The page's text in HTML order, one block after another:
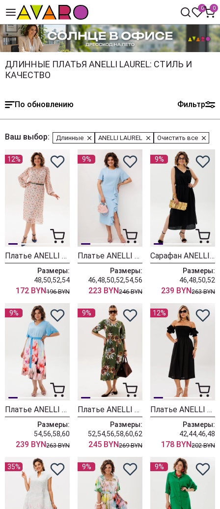
0 0
ДЛИННЫЕ ПЛАТЬЯ ANELLI LAUREL: СТИЛЬ И
КАЧЕСТВО
По обновлению Фильтр
Ваш выбор: Длинные ANELLI LAUREL Очистить все
12%
Платье ANELLI LAUREL 1882 английский сад
Размеры:
48,50,52,54
172 BYN196 BYN
9%
Платье ANELLI LAUREL 1796 голубая волна
Размеры:
46,48,50,52,54,56
223 BYN246 BYN
9%
Сарафан ANELLI LAUREL 1889 черный элегантный
Размеры:
46,48,50,52
239 BYN263 BYN
9%
Платье ANELLI LAUREL 1857 голубые цветы
Размеры:
54,56,58,60
239 BYN263 BYN
9%
Платье ANELLI LAUREL 1851 дрим гарден
Размеры:
52,54,56,58,60,62
245 BYN269 BYN
12%
Платье ANELLI LAUREL 1632 блэк лэйди
Размеры:
42,44,46,48
178 BYN202 BYN
35% 9% 9%